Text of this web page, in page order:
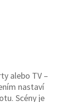
alebo TV –
nastaví
Scény je